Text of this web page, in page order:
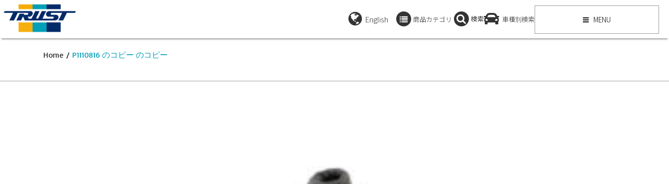
English 商品カテゴリ 検索 車種別検索 MENU
Home / P1110816 のコピー のコピー